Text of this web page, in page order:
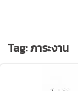
Tag:ภาระงาน